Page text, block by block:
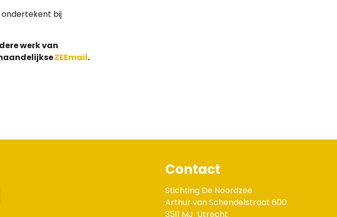
ondertekent bij
werk van
ZEEmail.
Contact
Stichting De Noordzee
Arthur van Schendelstraat 600
3511 MJ Utrecht